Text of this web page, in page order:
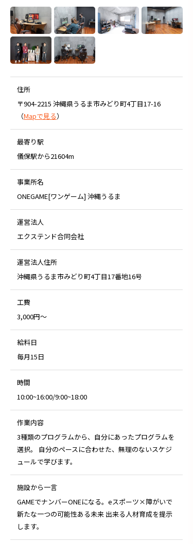
住所
〒904-2215 沖縄県うるま市みどり町4丁目17-16
（Mapで見る）
最寄り駅
儀保駅から21604m
事業所名
ONEGAME[ワンゲーム] 沖縄うるま
運営法人
エクステンド合同会社
運営法人住所
沖縄県うるま市みどり町4丁目17番地16号
工費
3,000円～
給料日
毎月15日
時間
10:00~16:00/9:00~18:00
作業内容
3種類のプログラムから、自分にあったプログラムを
選択。 自分のペースに合わせた、無理のないスケジ
ュールで学びます。
施設から一言
GAMEでナンバーONEになる。eスポーツ×障がいで
新たな一つの可能性ある未来 出来る人材育成を提示
します。